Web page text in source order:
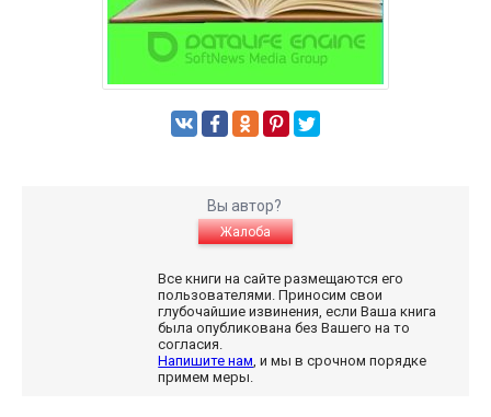
Вы автор?
Жалоба
Все книги на сайте размещаются его
пользователями. Приносим свои
глубочайшие извинения, если Ваша книга
была опубликована без Вашего на то
согласия.
Напишите нам, и мы в срочном порядке
примем меры.